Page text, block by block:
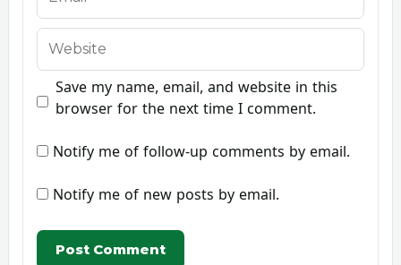
Website
Save my name, email, and website in this
browser for the next time I comment.
Notify me of follow-up comments by email.
Notify me of new posts by email.